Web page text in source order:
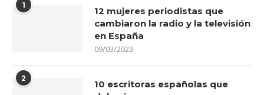
1
12 mujeres periodistas que
cambiaron la radio y la televisión
en España
09/03/2023
2
10 escritoras españolas que